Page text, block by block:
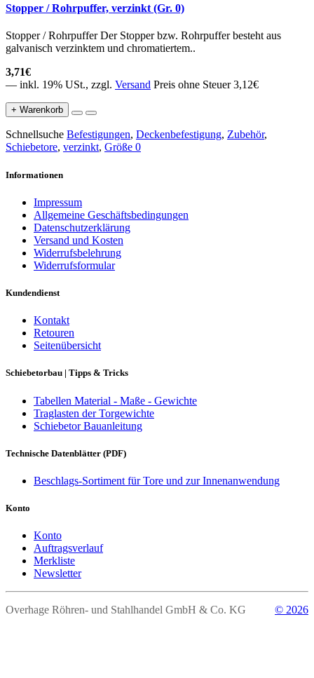
Stopper / Rohrpuffer, verzinkt (Gr. 0)
Stopper / Rohrpuffer Der Stopper bzw. Rohrpuffer besteht aus
galvanisch verzinktem und chromatiertem..
3,71€
— inkl. 19% USt., zzgl. Versand Preis ohne Steuer 3,12€
+ Warenkorb
Schnellsuche Befestigungen, Deckenbefestigung, Zubehör,
Schiebetore, verzinkt, Größe 0
Informationen
Impressum
Allgemeine Geschäftsbedingungen
Datenschutzerklärung
Versand und Kosten
Widerrufsbelehrung
Widerrufsformular
Kundendienst
Kontakt
Retouren
Seitenübersicht
Schiebetorbau | Tipps & Tricks
Tabellen Material - Maße - Gewichte
Traglasten der Torgewichte
Schiebetor Bauanleitung
Technische Datenblätter (PDF)
Beschlags-Sortiment für Tore und zur Innenanwendung
Konto
Konto
Auftragsverlauf
Merkliste
Newsletter
Overhage Röhren- und Stahlhandel GmbH & Co. KG © 2026